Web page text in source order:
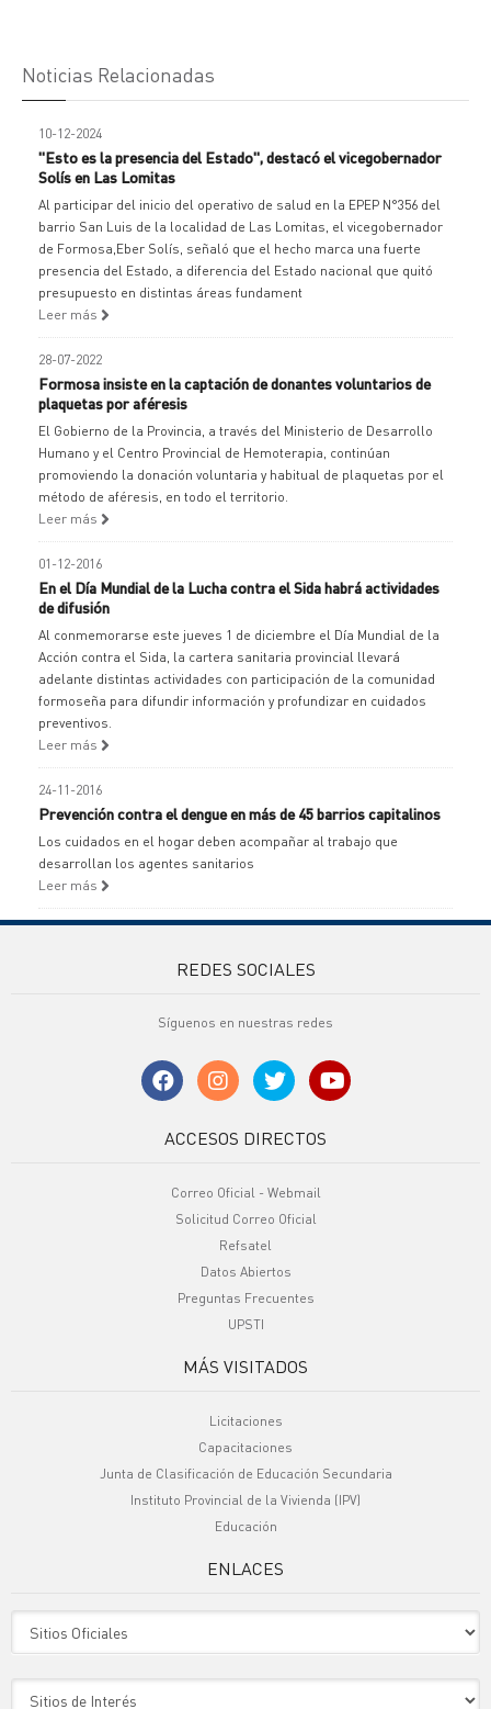
Noticias Relacionadas
10-12-2024
"Esto es la presencia del Estado", destacó el vicegobernador
Solís en Las Lomitas
Al participar del inicio del operativo de salud en la EPEP N°356 del
barrio San Luis de la localidad de Las Lomitas, el vicegobernador
de Formosa,Eber Solís, señaló que el hecho marca una fuerte
presencia del Estado, a diferencia del Estado nacional que quitó
presupuesto en distintas áreas fundament
Leer más
28-07-2022
Formosa insiste en la captación de donantes voluntarios de
plaquetas por aféresis
El Gobierno de la Provincia, a través del Ministerio de Desarrollo
Humano y el Centro Provincial de Hemoterapia, continúan
promoviendo la donación voluntaria y habitual de plaquetas por el
método de aféresis, en todo el territorio.
Leer más
01-12-2016
En el Día Mundial de la Lucha contra el Sida habrá actividades
de difusión
Al conmemorarse este jueves 1 de diciembre el Día Mundial de la
Acción contra el Sida, la cartera sanitaria provincial llevará
adelante distintas actividades con participación de la comunidad
formoseña para difundir información y profundizar en cuidados
preventivos.
Leer más
24-11-2016
Prevención contra el dengue en más de 45 barrios capitalinos
Los cuidados en el hogar deben acompañar al trabajo que
desarrollan los agentes sanitarios
Leer más
REDES SOCIALES
Síguenos en nuestras redes
ACCESOS DIRECTOS
Correo Oficial - Webmail
Solicitud Correo Oficial
Refsatel
Datos Abiertos
Preguntas Frecuentes
UPSTI
MÁS VISITADOS
Licitaciones
Capacitaciones
Junta de Clasificación de Educación Secundaria
Instituto Provincial de la Vivienda (IPV)
Educación
ENLACES